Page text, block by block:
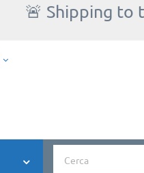
🚨 Shipping to